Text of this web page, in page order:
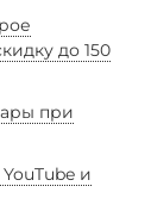
до 150
при
и